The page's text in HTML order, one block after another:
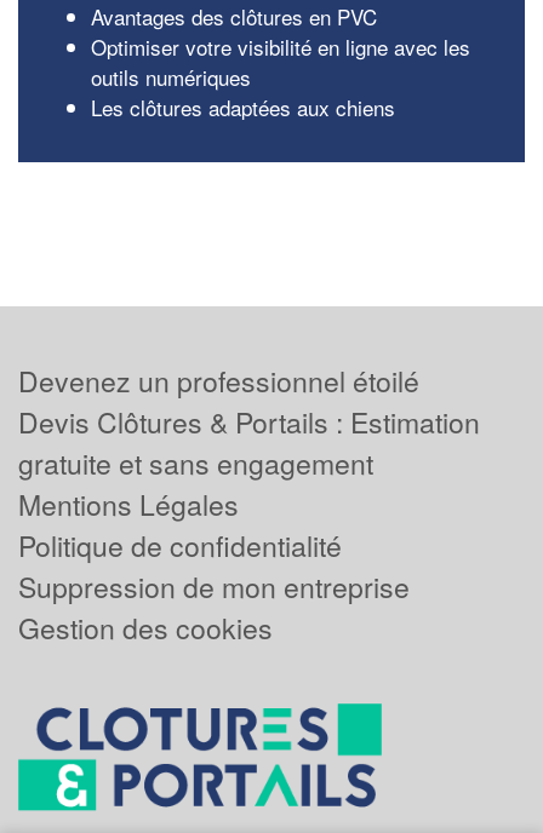
Avantages des clôtures en PVC
Optimiser votre visibilité en ligne avec les
outils numériques
Les clôtures adaptées aux chiens
Devenez un professionnel étoilé
Devis Clôtures & Portails : Estimation
gratuite et sans engagement
Mentions Légales
Politique de confidentialité
Suppression de mon entreprise
Gestion des cookies